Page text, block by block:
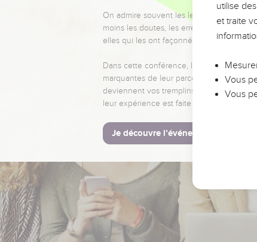
On admire souvent les leaders pour leurs
moins les doutes, les erreurs et les
elles qui les ont façonnés.
Dans cette conférence, leaders,
marquantes de leur parcours et les clés
deviennent vos tremplins. Que vous
leur expérience est faite pour vous.
Je découvre l’événement
utilise
et traite
Vous
Vous